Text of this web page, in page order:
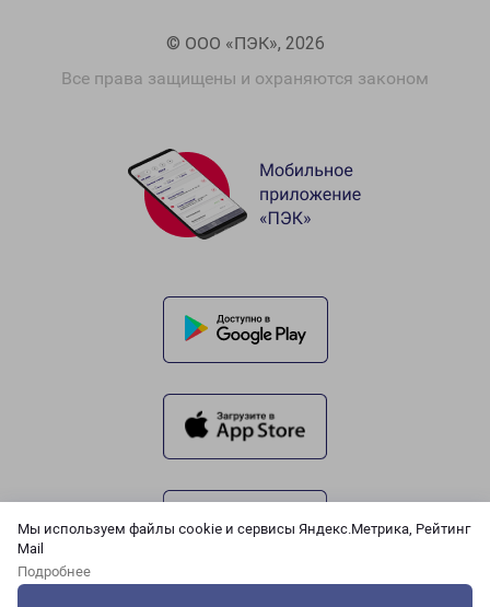
Мы используем файлы cookie и сервисы Яндекс.Метрика, Рейтинг
Mail
Подробнее
© ООО «ПЭК», 2026
Все права защищены и охраняются законом